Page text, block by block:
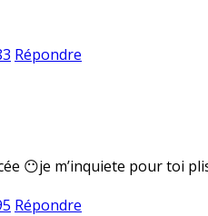
Répondre
😶je m’inquiete pour toi
Répondre